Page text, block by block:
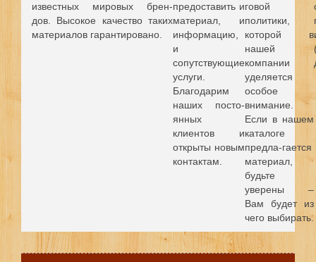
известных мировых брен-
дов. Высокое качество таких
материалов гарантировано.
предоставить и
материал, и
информацию,
и
сопутствующие
услуги.
Благодарим
наших посто-
янных
клиентов и
открыты новым
контактам.
говой
политики,
которой в
нашей
компании
уделяется
особое
внимание.
Если в нашем
каталоге
предла-гается
материал,
будьте
уверены –
Вам будет из
чего выбирать.